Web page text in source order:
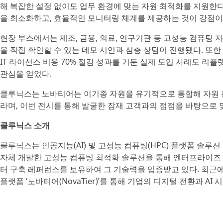
해 복잡한 설정 없이도 업무 환경에 맞는 자원 최적화를 지원
을 최소화하고, 효율적인 모니터링 체계를 제공하는 것이 강점
현장 부스에서는 제조, 금융, 의료, 연구기관 등 고성능 컴퓨팅
을 직접 확인할 수 있는 데모 시연과 심층 상담이 진행됐다. 또
IT 라이선스 비용 70% 절감 성과를 거둔 실제 도입 사례도 리
관심을 얻었다.
클루닉스는 노바티어는 이기종 자원을 유기적으로 통합해 자
라며, 이번 전시를 통해 발굴한 잠재 고객과의 접점을 바탕으
클루닉스 소개
클루닉스는 인공지능(AI) 및 고성능 컴퓨팅(HPC) 플랫폼 솔루
자체 개발한 고성능 컴퓨팅 최적화 솔루션을 통해 엔터프라이
터 구축 레퍼런스를 보유하여 그 기술력을 입증받고 있다. 최
플랫폼 ‘노바티어(NovaTier)’를 통해 기업의 디지털 전환과 AI